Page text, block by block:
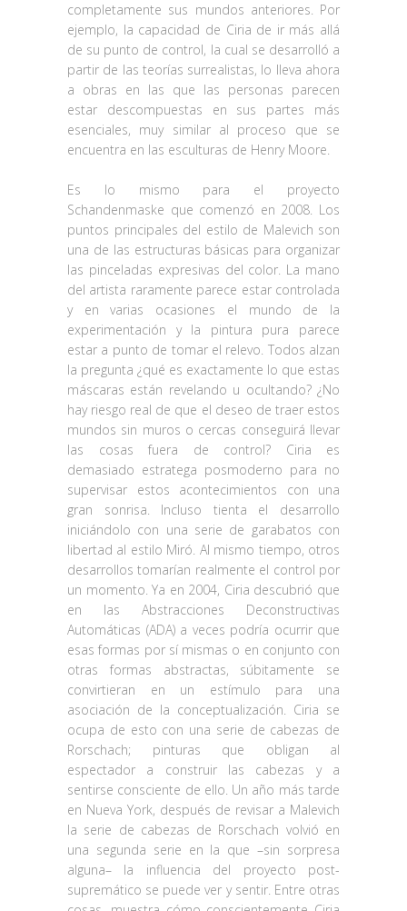
completamente sus mundos anteriores. Por
ejemplo, la capacidad de Ciria de ir más allá
de su punto de control, la cual se desarrolló a
partir de las teorías surrealistas, lo lleva ahora
a obras en las que las personas parecen
estar descompuestas en sus partes más
esenciales, muy similar al proceso que se
encuentra en las esculturas de Henry Moore.
Es lo mismo para el proyecto
Schandenmaske que comenzó en 2008. Los
puntos principales del estilo de Malevich son
una de las estructuras básicas para organizar
las pinceladas expresivas del color. La mano
del artista raramente parece estar controlada
y en varias ocasiones el mundo de la
experimentación y la pintura pura parece
estar a punto de tomar el relevo. Todos alzan
la pregunta ¿qué es exactamente lo que estas
máscaras están revelando u ocultando? ¿No
hay riesgo real de que el deseo de traer estos
mundos sin muros o cercas conseguirá llevar
las cosas fuera de control? Ciria es
demasiado estratega posmoderno para no
supervisar estos acontecimientos con una
gran sonrisa. Incluso tienta el desarrollo
iniciándolo con una serie de garabatos con
libertad al estilo Miró. Al mismo tiempo, otros
desarrollos tomarían realmente el control por
un momento. Ya en 2004, Ciria descubrió que
en las Abstracciones Deconstructivas
Automáticas (ADA) a veces podría ocurrir que
esas formas por sí mismas o en conjunto con
otras formas abstractas, súbitamente se
convirtieran en un estímulo para una
asociación de la conceptualización. Ciria se
ocupa de esto con una serie de cabezas de
Rorschach; pinturas que obligan al
espectador a construir las cabezas y a
sentirse consciente de ello. Un año más tarde
en Nueva York, después de revisar a Malevich
la serie de cabezas de Rorschach volvió en
una segunda serie en la que –sin sorpresa
alguna– la influencia del proyecto post-
supremático se puede ver y sentir. Entre otras